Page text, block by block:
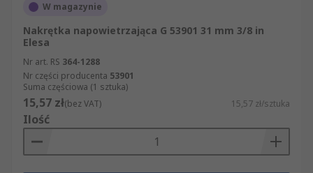
W magazynie
Nakrętka napowietrzająca G 53901 31 mm 3/8 in
Elesa
Nr art. RS 364-1288
Nr części producenta 53901
Suma częściowa (1 sztuka)
15,57 zł(bez VAT) 15,57 zł/sztuka
Ilość